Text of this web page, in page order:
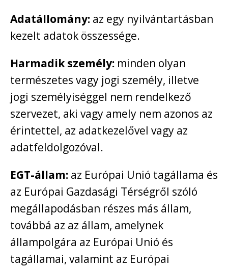
Adatállomány: az egy nyilvántartásban
kezelt adatok összessége.
Harmadik személy: minden olyan
természetes vagy jogi személy, illetve
jogi személyiséggel nem rendelkező
szervezet, aki vagy amely nem azonos az
érintettel, az adatkezelővel vagy az
adatfeldolgozóval.
EGT-állam: az Európai Unió tagállama és
az Európai Gazdasági Térségről szóló
megállapodásban részes más állam,
továbbá az az állam, amelynek
állampolgára az Európai Unió és
tagállamai, valamint az Európai